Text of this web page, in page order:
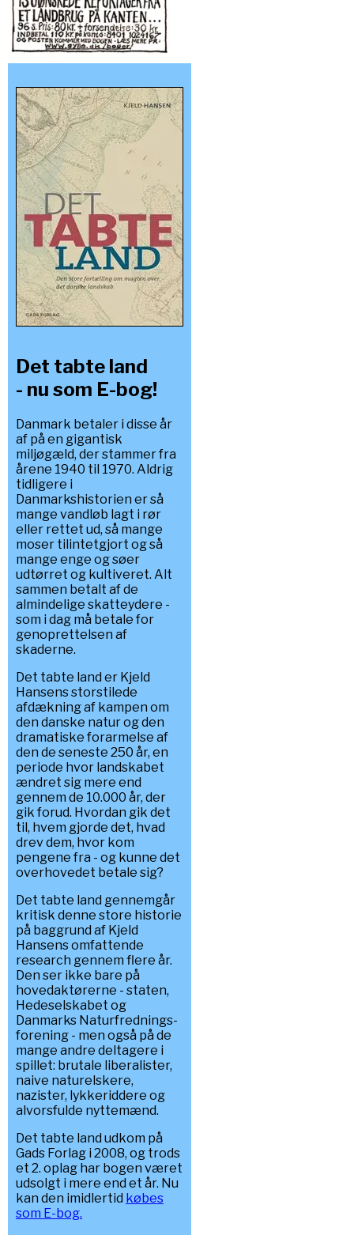
Det tabte land
- nu som E-bog!
Danmark betaler i disse år
af på en gigantisk
miljøgæld, der stammer fra
årene 1940 til 1970. Aldrig
tidligere i
Danmarkshistorien er så
mange vandløb lagt i rør
eller rettet ud, så mange
moser tilintetgjort og så
mange enge og søer
udtørret og kultiveret. Alt
sammen betalt af de
almindelige skatteydere -
som i dag må betale for
genoprettelsen af
skaderne.
Det tabte land er Kjeld
Hansens storstilede
afdækning af kampen om
den danske natur og den
dramatiske forarmelse af
den de seneste 250 år, en
periode hvor landskabet
ændret sig mere end
gennem de 10.000 år, der
gik forud. Hvordan gik det
til, hvem gjorde det, hvad
drev dem, hvor kom
pengene fra - og kunne det
overhovedet betale sig?
Det tabte land gennemgår
kritisk denne store historie
på baggrund af Kjeld
Hansens omfattende
research gennem flere år.
Den ser ikke bare på
hovedaktørerne - staten,
Hedeselskabet og
Danmarks Naturfrednings-
forening - men også på de
mange andre deltagere i
spillet: brutale liberalister,
naive naturelskere,
nazister, lykkeriddere og
alvorsfulde nyttemænd.
Det tabte land udkom på
Gads Forlag i 2008, og trods
et 2. oplag har bogen været
udsolgt i mere end et år. Nu
kan den imidlertid købes
som E-bog.